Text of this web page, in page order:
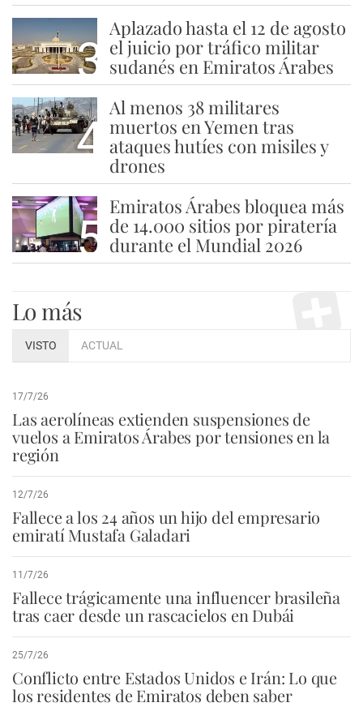
3
Aplazado hasta el 12 de agosto
el juicio por tráfico militar
sudanés en Emiratos Árabes
4
Al menos 38 militares
muertos en Yemen tras
ataques hutíes con misiles y
drones
5
Emiratos Árabes bloquea más
de 14.000 sitios por piratería
durante el Mundial 2026
Lo más
VISTO ACTUAL
17/7/26
Las aerolíneas extienden suspensiones de
vuelos a Emiratos Árabes por tensiones en la
región
12/7/26
Fallece a los 24 años un hijo del empresario
emiratí Mustafa Galadari
11/7/26
Fallece trágicamente una influencer brasileña
tras caer desde un rascacielos en Dubái
25/7/26
Conflicto entre Estados Unidos e Irán: Lo que
los residentes de Emiratos deben saber